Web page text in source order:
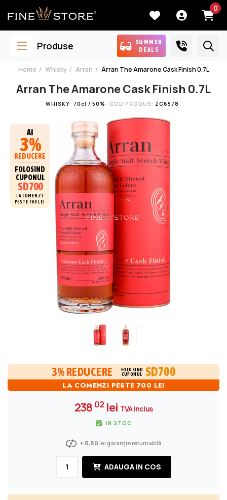
0
Produse
SUMMER
DEALS
Home Whisky Arran Arran The Amarone Cask Finish 0.7L
Arran The Amarone Cask Finish 0.7L
WHISKY 70cl / 50% COD PRODUS: ZC6578
AI
3%
REDUCERE
FOLOSIND
CUPONUL
SD700
LA COMENZI
PESTE 700 LEI
3% REDUCERE
FOLOSIND
CUPONUL
SD700
LA COMENZI PESTE 700 LEI
238 02lei TVA inclus
IN STOC
+ 0,50 lei garanție returnabilă
ADAUGA IN COS